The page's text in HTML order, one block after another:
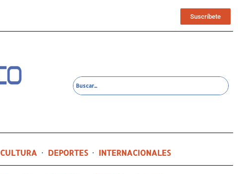
Suscríbete
CULTURA DEPORTES INTERNACIONALES